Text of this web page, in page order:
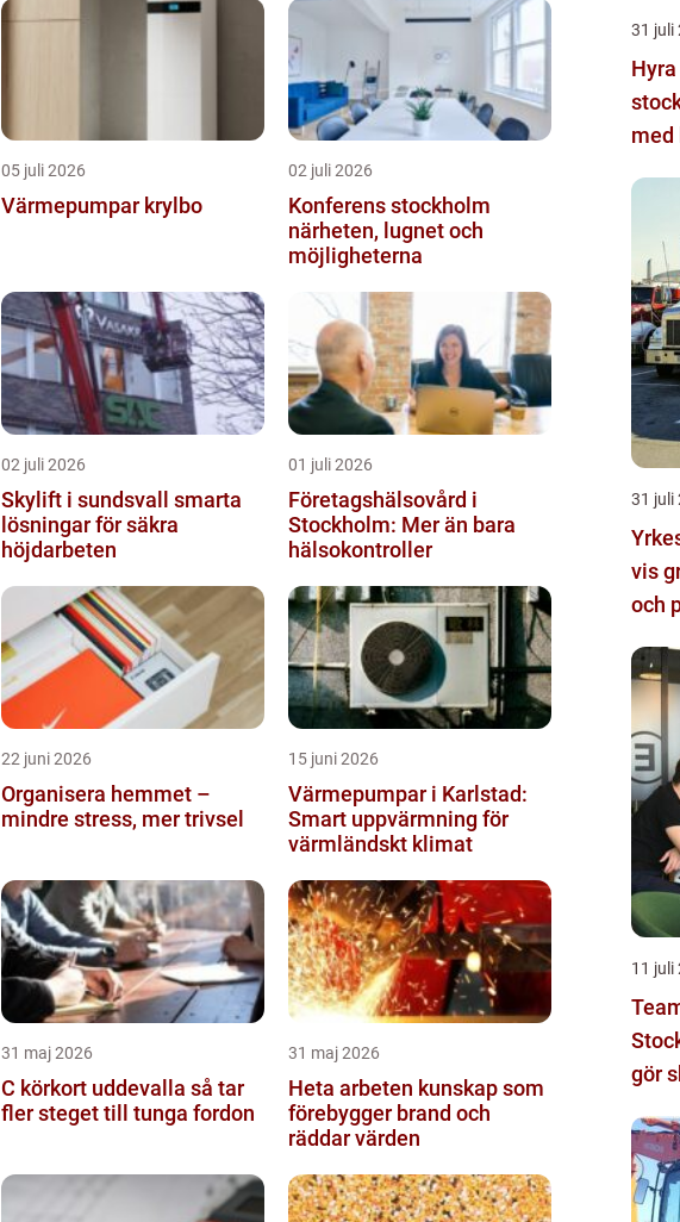
05 juli 2026
Värmepumpar krylbo
02 juli 2026
Konferens stockholm
närheten, lugnet och
möjligheterna
02 juli 2026
Skylift i sundsvall smarta
lösningar för säkra
höjdarbeten
01 juli 2026
Företagshälsovård i
Stockholm: Mer än bara
hälsokontroller
22 juni 2026
Organisera hemmet –
mindre stress, mer trivsel
15 juni 2026
Värmepumpar i Karlstad:
Smart uppvärmning för
värmländskt klimat
31 maj 2026
C körkort uddevalla så tar
fler steget till tunga fordon
31 maj 2026
Heta arbeten kunskap som
förebygger brand och
räddar värden
31 juli
stockholm
med
31 juli
vis grunden för ett tryggt
och
11 juli
gör